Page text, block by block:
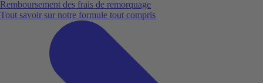
Remboursement des frais de remorquage
Tout savoir sur notre formule tout compris